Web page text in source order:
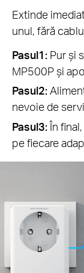
Extinde
unul, fără
Pasul1: Pur și
MP500P și
Pasul2:
nevoie de
Pasul3:În
pe fiecare